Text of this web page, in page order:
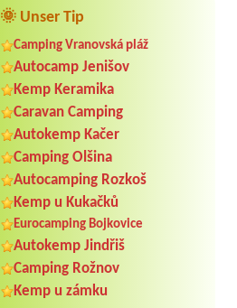
🌞 Unser Tip
Camping Vranovská pláž
Autocamp Jenišov
Kemp Keramika
Caravan Camping
Autokemp Kačer
Camping Olšina
Autocamping Rozkoš
Kemp u Kukačků
Eurocamping Bojkovice
Autokemp Jindřiš
Camping Rožnov
Kemp u zámku
Termin ab 2026-08-07 |
Soukeník
1 místo, 2 x dospělí, 2 x dítě, 1 x pes,